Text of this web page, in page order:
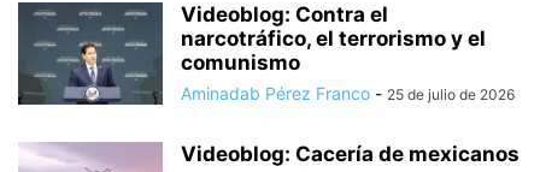
Videoblog: Contra el
narcotráfico, el terrorismo y el
comunismo
Aminadab Pérez Franco - 25 de julio de 2026
Videoblog: Cacería de mexicanos